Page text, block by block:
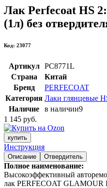
Лак Perfecoat HS
(1л) без
Код: 23077
Артикул
PC8771L
Страна
Китай
Бренд
PERFECOAT
Категория Лаки глянцевые
Наличие
в наличии9
1 145 руб.
купить
Инструкция
Описание Отвердитель
Полное наименование:
Высокоэффективный
лак PERFECOAT GLAMOUR